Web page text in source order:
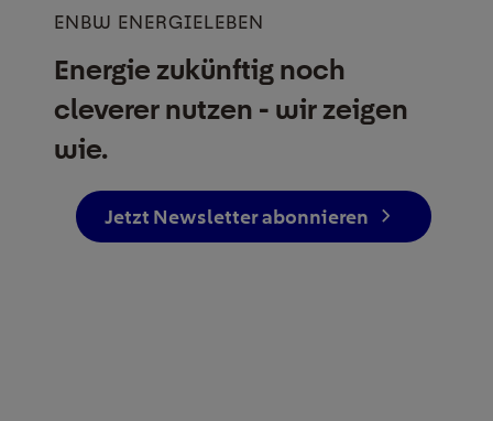
ENBW ENERGIELEBEN
Energie zukünftig noch
cleverer nutzen - wir zeigen
wie.
Jetzt Newsletter abonnieren